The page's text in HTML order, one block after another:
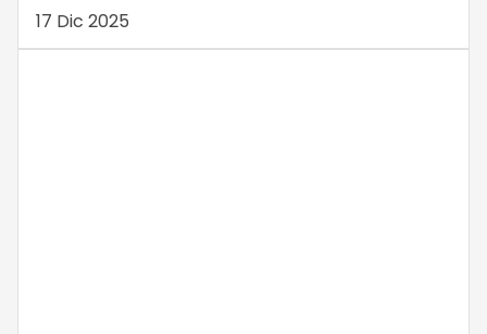
17 Dic 2025